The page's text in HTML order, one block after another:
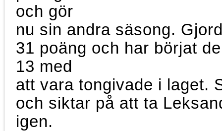
och gör
nu sin andra säsong.
31 poäng och har börjat
13 med
att vara tongivade i laget.
och siktar på att ta
igen.